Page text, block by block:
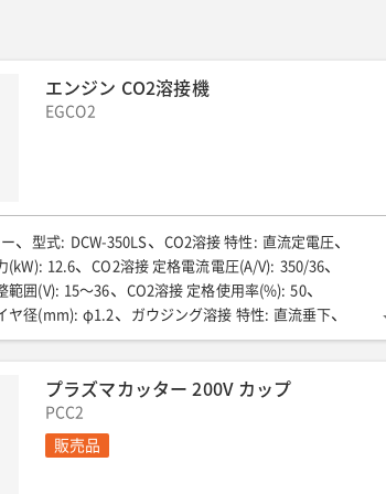
エンジン CO2溶接機
EGCO2
型式: DCW-350LS CO2溶接 特性 : 直流定電圧
(kW): 12.6 CO2溶接 定格電流電圧(A/V): 350/36
範囲(V): 15〜36 CO2溶接 定格使用率(%): 50
ヤ径(mm): φ1.2 ガウジング溶接 特性: 直流垂下
格出力(kW): 11.9 ガウジング溶接 定格電流電圧(A/V):
グ溶接 電流調整範囲(A): 100〜400
格使用率(%): 50 ガウジング溶接 適用ワイヤ径(mm)
接 特性: 直流定電流
圧(A/V): 320/32.8
(%)
60 手溶接 適用溶接棒(mm)
プラズマカッター 200V カップ
PCC2
販売品